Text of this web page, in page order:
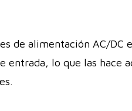
de alimentación AC/DC
lo que las hace